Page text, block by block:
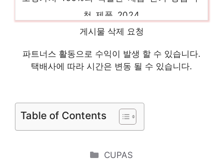
천 제품 2024
시스티나원피스
품 2024
타미힐피거
제품 2024
여름셔츠
제품 2024
게시물 삭제 요청
파트너스 활동으로 수익이 발생 할 수 있습니다.
택배사에 따라 시간은 변동 될 수 있습니다.
Table of Contents
Categories
CUPAS